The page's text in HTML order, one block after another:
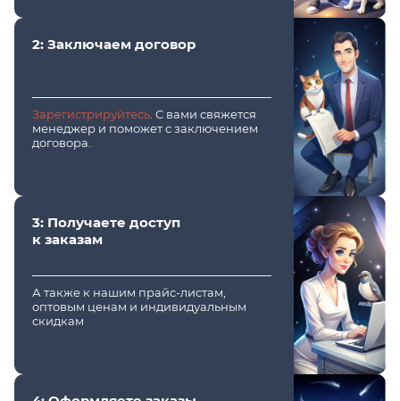
2: Заключаем договор
Зарегистрируйтесь . С вами свяжется
менеджер и поможет с заключением
договора.
3: Получаете доступ
к заказам
А также к нашим прайс-листам,
оптовым ценам и индивидуальным
скидкам